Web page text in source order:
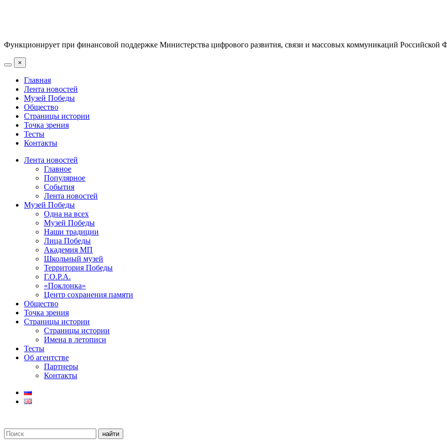
Функционирует при финансовой поддержке Министерства цифрового развития, связи и массовых коммуникаций Российской
×
Главная
Лента новостей
Музей Победы
Общество
Страницы истории
Точка зрения
Тесты
Контакты
Лента новостей
Главное
Популярное
События
Лента новостей
Музей Победы
Одна на всех
Музей Победы
Наши традиции
Лица Победы
Академия МП
Школьный музей
Территория Победы
Г.О.Р.А.
«Поклонка»
Центр сохранения памяти
Общество
Точка зрения
Страницы истории
Страницы истории
Имена в летописи
Тесты
Об агентстве
Партнеры
Контакты